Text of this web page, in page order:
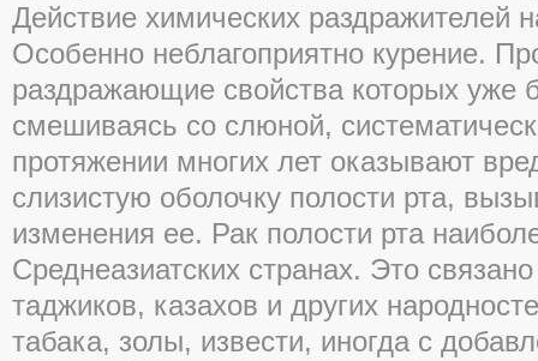
Действие химических раздражителей
Особенно неблагоприятно курение.
раздражающие свойства которых уже
смешиваясь со слюной,
протяжении многих лет оказывают
слизистую оболочку полости рта,
изменения ее. Рак полости рта
Среднеазиатских странах. Это
таджиков, казахов и других
табака, золы, извести, иногда с